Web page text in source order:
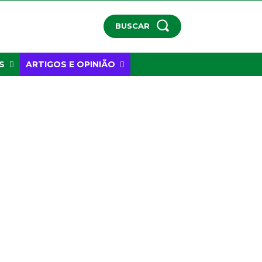
BUSCAR
ARTIGOS E OPINIÃO